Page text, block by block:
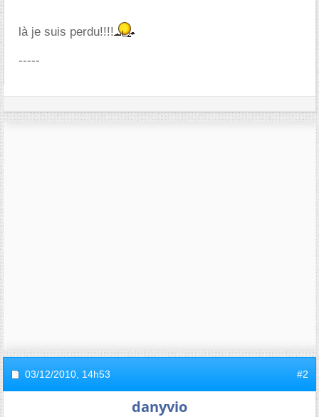
là je suis perdu!!!!
-----
03/12/2010, 14h53 #2
danyvio